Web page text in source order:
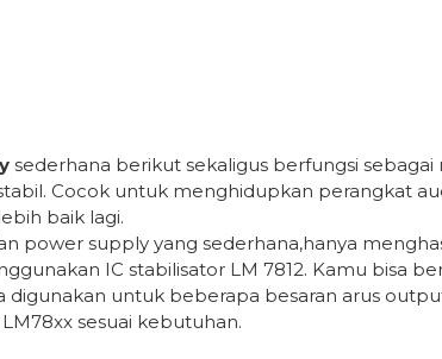
sederhana berikut sekaligus berfungsi sebagai
Cocok untuk menghidupkan perangkat
baik lagi.
power supply yang sederhana,hanya
IC stabilisator LM 7812. Kamu bisa
untuk beberapa besaran arus
sesuai kebutuhan.